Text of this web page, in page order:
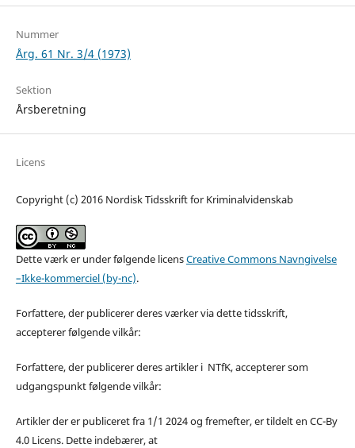
Nummer
Årg. 61 Nr. 3/4 (1973)
Sektion
Årsberetning
Licens
Copyright (c) 2016 Nordisk Tidsskrift for Kriminalvidenskab
Dette værk er under følgende licensCreative Commons Navngivelse
–Ikke-kommerciel (by-nc).
Forfattere, der publicerer deres værker via dette tidsskrift,
accepterer følgende vilkår:
Forfattere, der publicerer deres artikler i NTfK, accepterer som
udgangspunkt følgende vilkår:
Artikler der er publiceret fra 1/1 2024 og fremefter, er tildelt en CC-By
4.0 Licens. Dette indebærer, at